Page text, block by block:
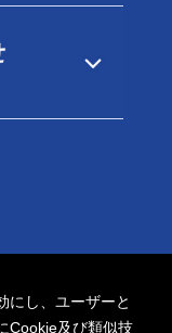
にし、ユーザーと
Cookie及び類似技